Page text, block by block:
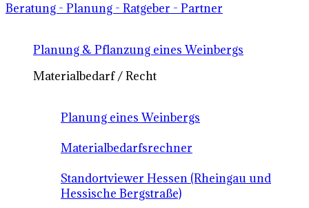
Beratung - Planung - Ratgeber - Partner
Planung & Pflanzung eines Weinbergs
Materialbedarf / Recht
Planung eines Weinbergs
Materialbedarfsrechner
Standortviewer Hessen (Rheingau und
Hessische Bergstraße)